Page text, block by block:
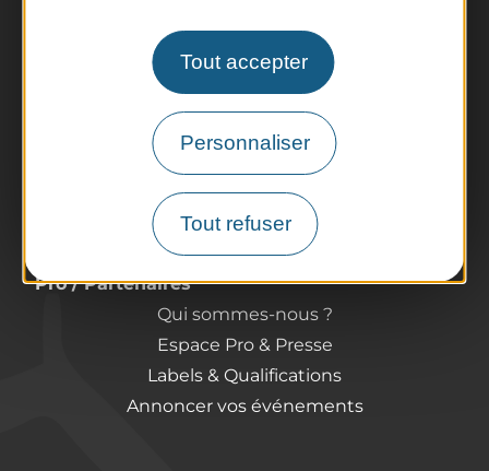
Tout accepter
Personnaliser
Tout refuser
L'Auvergne des Volcans
Randonnées
Tout l'agenda
Préparer son voyage
Informations pratiques
Offices de Tourisme
Comment venir ?
Destination accessible
Pro / Partenaires
Qui sommes-nous ?
Espace Pro & Presse
Labels & Qualifications
Annoncer vos événements